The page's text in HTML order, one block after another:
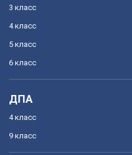
3 класс
4 класс
5 класс
6 класс
ДПА
4 класс
9 класс